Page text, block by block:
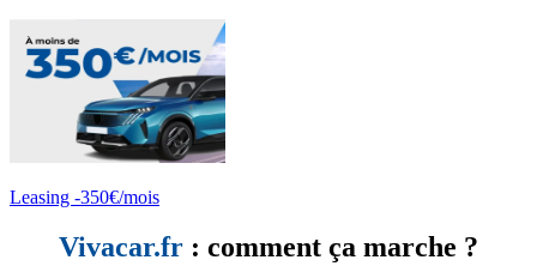
Leasing -350€/mois
Vivacar.fr : comment ça marche ?